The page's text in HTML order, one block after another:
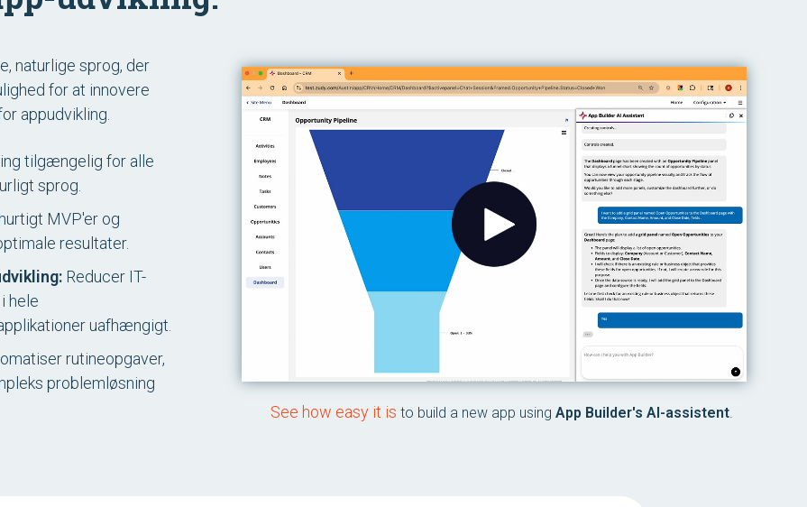
naturlige sprog, der
for at innovere
appudvikling.
tilgængelig for alle
sprog.
MVP'er og
resultater.
Reducer IT-
hele
uafhængigt.
rutineopgaver,
problemløsning
See how easy it is to build a new app using App Builder's AI-assistent